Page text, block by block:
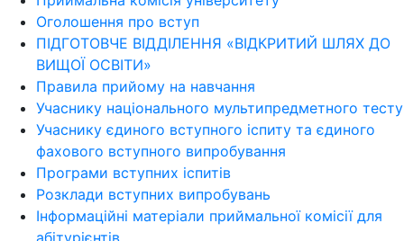
Оголошення про вступ
ПІДГОТОВЧЕ ВІДДІЛЕННЯ «ВІДКРИТИЙ ШЛЯХ ДО
ВИЩОЇ ОСВІТИ»
Правила прийому на навчання
Учаснику національного мультипредметного тесту
Учаснику єдиного вступного іспиту та єдиного
фахового вступного випробування
Програми вступних іспитів
Розклади вступних випробувань
Інформаційні матеріали приймальної комісії для